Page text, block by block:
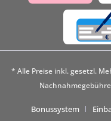
* Alle Preise inkl. gesetzl.
Bonussystem